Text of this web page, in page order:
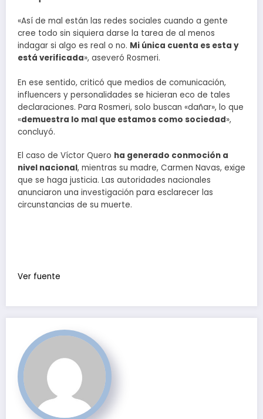
«Así de mal están las redes sociales cuando a gente
cree todo sin siquiera darse la tarea de al menos
indagar si algo es real o no. Mi única cuenta es esta y
está verificada», aseveró Rosmeri.
En ese sentido, criticó que medios de comunicación,
influencers y personalidades se hicieran eco de tales
declaraciones. Para Rosmeri, solo buscan «dañar», lo que
«demuestra lo mal que estamos como sociedad»,
concluyó.
El caso de Víctor Quero ha generado conmoción a
nivel nacional, mientras su madre, Carmen Navas, exige
que se haga justicia. Las autoridades nacionales
anunciaron una investigación para esclarecer las
circunstancias de su muerte.
Ver fuente